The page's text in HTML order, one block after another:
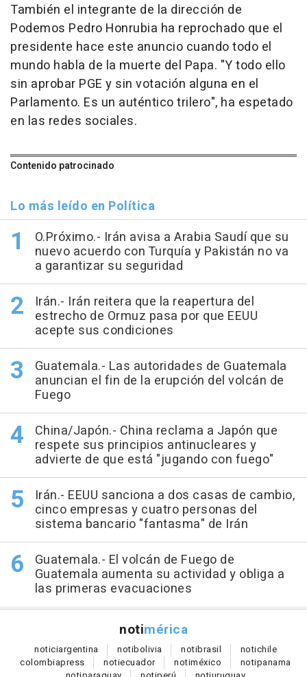
También el integrante de la dirección de
Podemos Pedro Honrubia ha reprochado que el
presidente hace este anuncio cuando todo el
mundo habla de la muerte del Papa. "Y todo ello
sin aprobar PGE y sin votación alguna en el
Parlamento. Es un auténtico trilero", ha espetado
en las redes sociales.
Contenido patrocinado
Lo más leído en Política
O.Próximo.- Irán avisa a Arabia Saudí que su
nuevo acuerdo con Turquía y Pakistán no va
a garantizar su seguridad
Irán.- Irán reitera que la reapertura del
estrecho de Ormuz pasa por que EEUU
acepte sus condiciones
Guatemala.- Las autoridades de Guatemala
anuncian el fin de la erupción del volcán de
Fuego
China/Japón.- China reclama a Japón que
respete sus principios antinucleares y
advierte de que está "jugando con fuego"
Irán.- EEUU sanciona a dos casas de cambio,
cinco empresas y cuatro personas del
sistema bancario "fantasma" de Irán
Guatemala.- El volcán de Fuego de
Guatemala aumenta su actividad y obliga a
las primeras evacuaciones
notimérica
noticiargentina notibolivia notibrasil notichile
colombiapress notiecuador notiméxico notipanama